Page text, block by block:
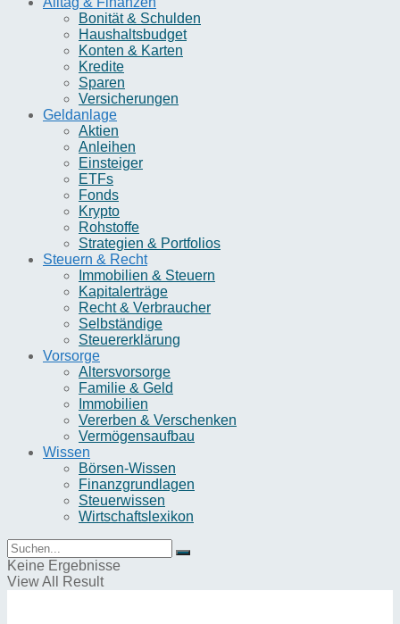
Bonität & Schulden
Haushaltsbudget
Konten & Karten
Kredite
Sparen
Versicherungen
Geldanlage
Aktien
Anleihen
Einsteiger
ETFs
Fonds
Krypto
Rohstoffe
Strategien & Portfolios
Steuern & Recht
Immobilien & Steuern
Kapitalerträge
Recht & Verbraucher
Selbständige
Steuererklärung
Vorsorge
Altersvorsorge
Familie & Geld
Immobilien
Vererben & Verschenken
Vermögensaufbau
Wissen
Börsen-Wissen
Finanzgrundlagen
Steuerwissen
Wirtschaftslexikon
Keine Ergebnisse
View All Result